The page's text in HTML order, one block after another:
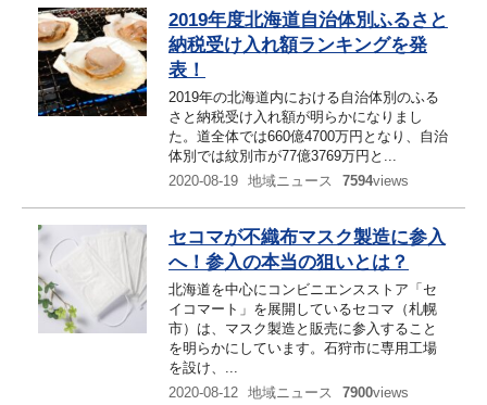
2019年度北海道自治体別ふるさと
納税受け入れ額ランキングを発
表！
2019年の北海道内における自治体別のふる
さと納税受け入れ額が明らかになりまし
た。道全体では660億4700万円となり、自治
体別では紋別市が77億3769万円と...
2020-08-19 地域ニュース 7594views
セコマが不織布マスク製造に参入
へ！参入の本当の狙いとは？
北海道を中心にコンビニエンスストア「セ
イコマート」を展開しているセコマ（札幌
市）は、マスク製造と販売に参入すること
を明らかにしています。石狩市に専用工場
を設け、...
2020-08-12 地域ニュース 7900views